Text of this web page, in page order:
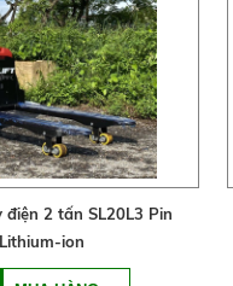
điện 2 tấn SL20L3 Pin
Lithium-ion